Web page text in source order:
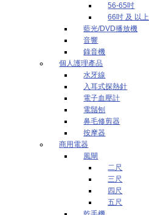
56-65吋
66吋 及 以上
藍光/DVD播放機
音響
錄音機
個人護理產品
水牙線
入耳式探熱針
電子血壓計
電鬚刨
鼻毛修剪器
按摩器
商用電器
風閘
二尺
三尺
四尺
五尺
乾手機